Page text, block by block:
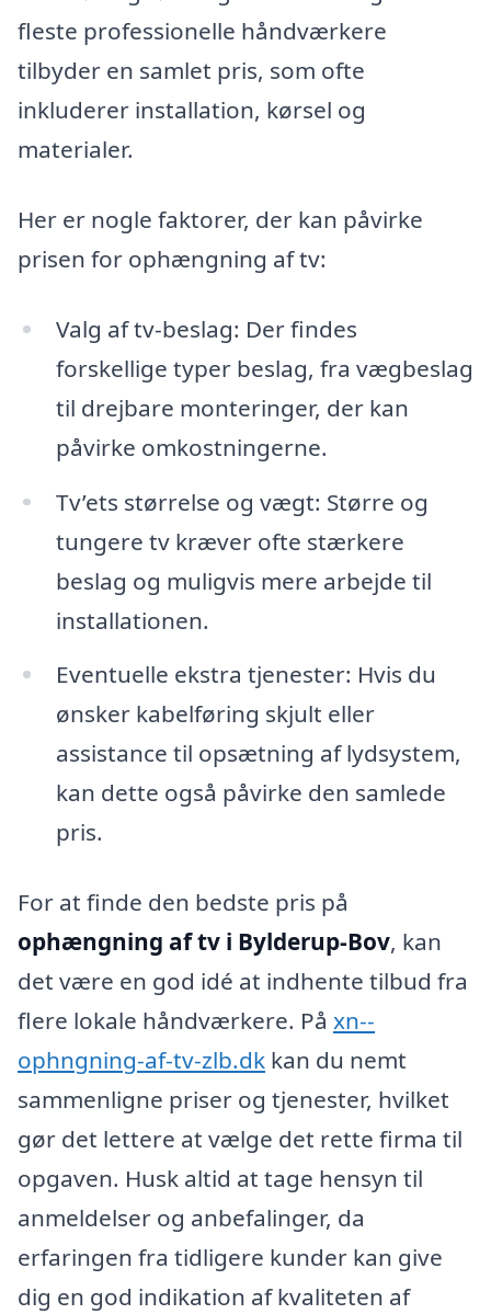
fleste professionelle håndværkere
tilbyder en samlet pris, som ofte
inkluderer installation, kørsel og
materialer.
Her er nogle faktorer, der kan påvirke
prisen for ophængning af tv:
Valg af tv-beslag: Der findes
forskellige typer beslag, fra vægbeslag
til drejbare monteringer, der kan
påvirke omkostningerne.
Tv’ets størrelse og vægt: Større og
tungere tv kræver ofte stærkere
beslag og muligvis mere arbejde til
installationen.
Eventuelle ekstra tjenester: Hvis du
ønsker kabelføring skjult eller
assistance til opsætning af lydsystem,
kan dette også påvirke den samlede
pris.
For at finde den bedste pris på
ophængning af tv i Bylderup-Bov, kan
det være en god idé at indhente tilbud fra
flere lokale håndværkere. På xn--
ophngning-af-tv-zlb.dk kan du nemt
sammenligne priser og tjenester, hvilket
gør det lettere at vælge det rette firma til
opgaven. Husk altid at tage hensyn til
anmeldelser og anbefalinger, da
erfaringen fra tidligere kunder kan give
dig en god indikation af kvaliteten af